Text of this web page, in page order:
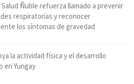
Ñuble refuerza llamado a prevenir
respiratorias y reconocer
los síntomas de gravedad
la actividad física y el desarrollo
en Yungay